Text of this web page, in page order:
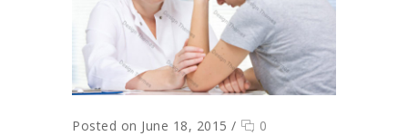
Posted on June 18, 2015 /
0